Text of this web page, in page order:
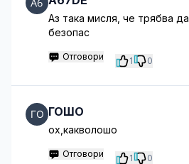
Аз така мисля, че трябва
безопас
Отговори 1 0
ГОШО
ох,какволошо
Отговори 1 0